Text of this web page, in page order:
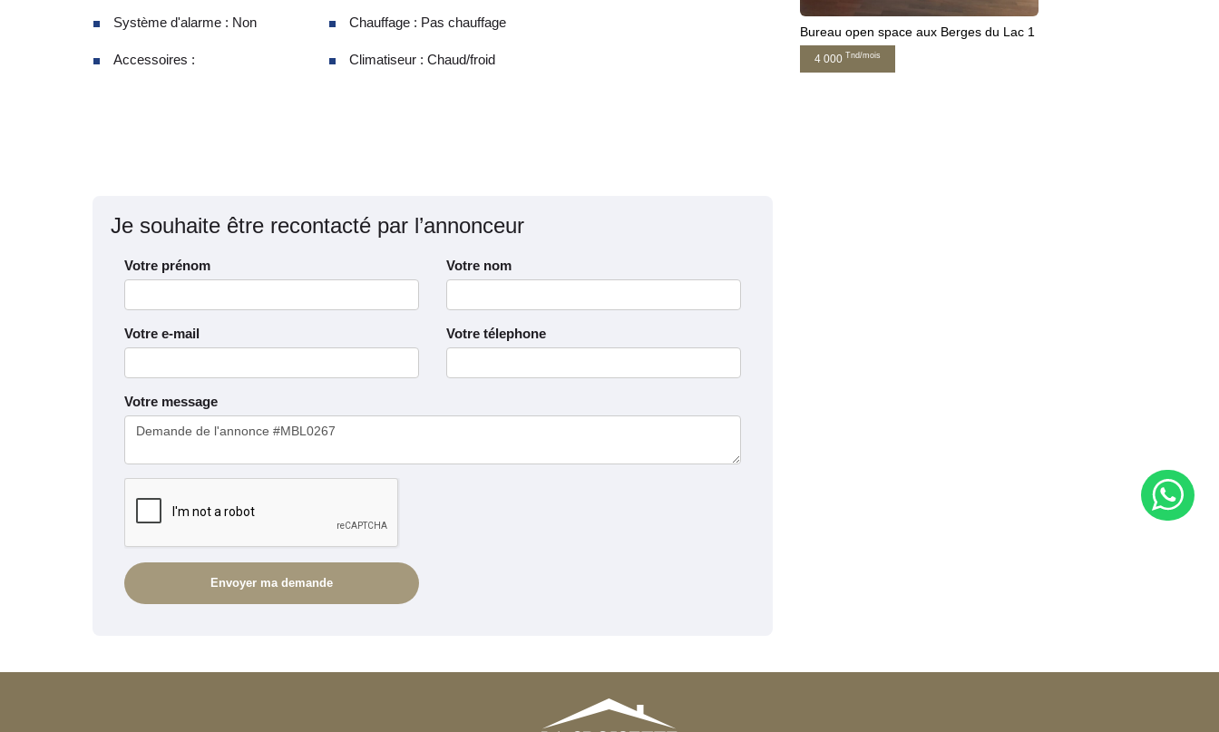
Système d'alarme : Non
Accessoires :
Chauffage : Pas chauffage
Climatiseur : Chaud/froid
Je souhaite être recontacté par l’annonceur
Votre prénom Votre nom
Votre e-mail Votre télephone
Votre message
Bureau open space aux Berges du Lac 1
4 000 Tnd/mois